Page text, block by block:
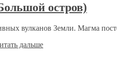
остров)
вулканов Земли. Магма
дальше